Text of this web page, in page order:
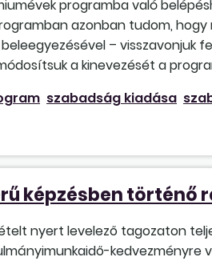
programba való
azonban tudom,
– visszavonjuk
a kinevezését a
szabadság kiadása
képzésben történő
nyert levelező tagozaton